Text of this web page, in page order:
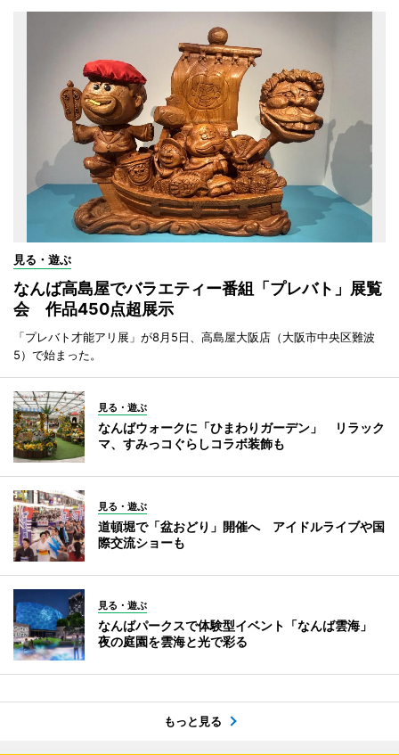
見る・遊ぶ
なんば高島屋でバラエティー番組「プレバト」展覧
会 作品450点超展示
「プレバト才能アリ展」が8月5日、高島屋大阪店（大阪市中央区難波
5）で始まった。
見る・遊ぶ
なんばウォークに「ひまわりガーデン」 リラック
マ、すみっコぐらしコラボ装飾も
見る・遊ぶ
道頓堀で「盆おどり」開催へ アイドルライブや国
際交流ショーも
見る・遊ぶ
なんばパークスで体験型イベント「なんば雲海」
夜の庭園を雲海と光で彩る
もっと見る